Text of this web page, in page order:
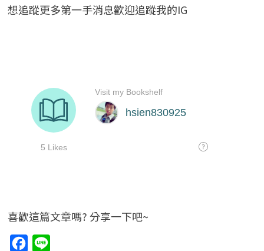
想追蹤更多第一手消息歡迎追蹤我的IG
喜歡這篇文章嗎? 分享一下吧~